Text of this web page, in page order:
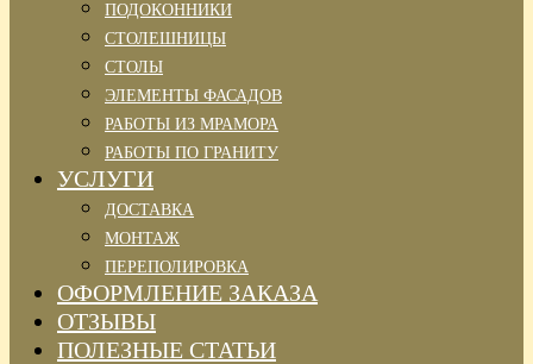
ПОДОКОННИКИ
СТОЛЕШНИЦЫ
СТОЛЫ
ЭЛЕМЕНТЫ ФАСАДОВ
РАБОТЫ ИЗ МРАМОРА
РАБОТЫ ПО ГРАНИТУ
УСЛУГИ
ДОСТАВКА
МОНТАЖ
ПЕРЕПОЛИРОВКА
ОФОРМЛЕНИЕ ЗАКАЗА
ОТЗЫВЫ
ПОЛЕЗНЫЕ СТАТЬИ